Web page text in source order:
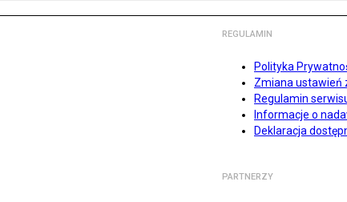
REGULAMIN
Polityka
Zmiana ustawień
Regulamin
Informacje o
Deklaracja
PARTNERZY